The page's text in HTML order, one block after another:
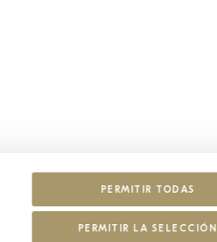
PERMITIR TODAS
PERMITIR LA SELECCIÓN